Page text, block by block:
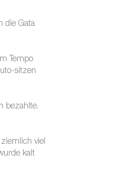
die Gata
Tempo
sitzen
bezahlte.
viel
kalt